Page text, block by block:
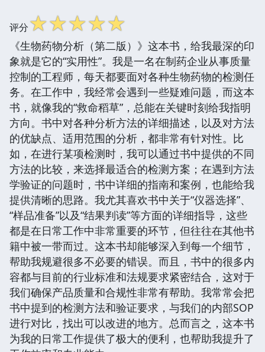
评分☆☆☆☆☆
《生物药物分析（第二版）》这本书，给我最深的印
象就是它的“实用性”。我是一名在制药企业从事质量
控制的工程师，每天都要面对各种生物药物的检测任
务。在工作中，我经常会遇到一些疑难问题，而这本
书，就像我的“救命稻草”，总能在关键时刻给我指明
方向。书中对各种分析方法的详细描述，以及对方法
的优缺点、适用范围的分析，都非常有针对性。比
如，在进行某项检测时，我可以通过书中提供的不同
方法的比较，来选择最适合的检测方案；在遇到方法
学验证的问题时，书中详细的指南和案例，也能给我
提供清晰的思路。我尤其喜欢书中关于“仪器选择”、
“样品准备”以及“结果判读”等方面的详细指导，这些
都是在日常工作中非常重要的环节，但往往在其他书
籍中被一带而过。这本书却能够深入到每一个细节，
帮助我规避很多不必要的错误。而且，书中的很多内
容都与目前的行业标准和法规要求紧密结合，这对于
我们确保产品质量和合规性非常有帮助。我常常会把
书中提到的检测方法和验证要求，与我们的内部SOP
进行对比，找出可以改进的地方。总而言之，这本书
为我的日常工作提供了极大的便利，也帮助我提升了